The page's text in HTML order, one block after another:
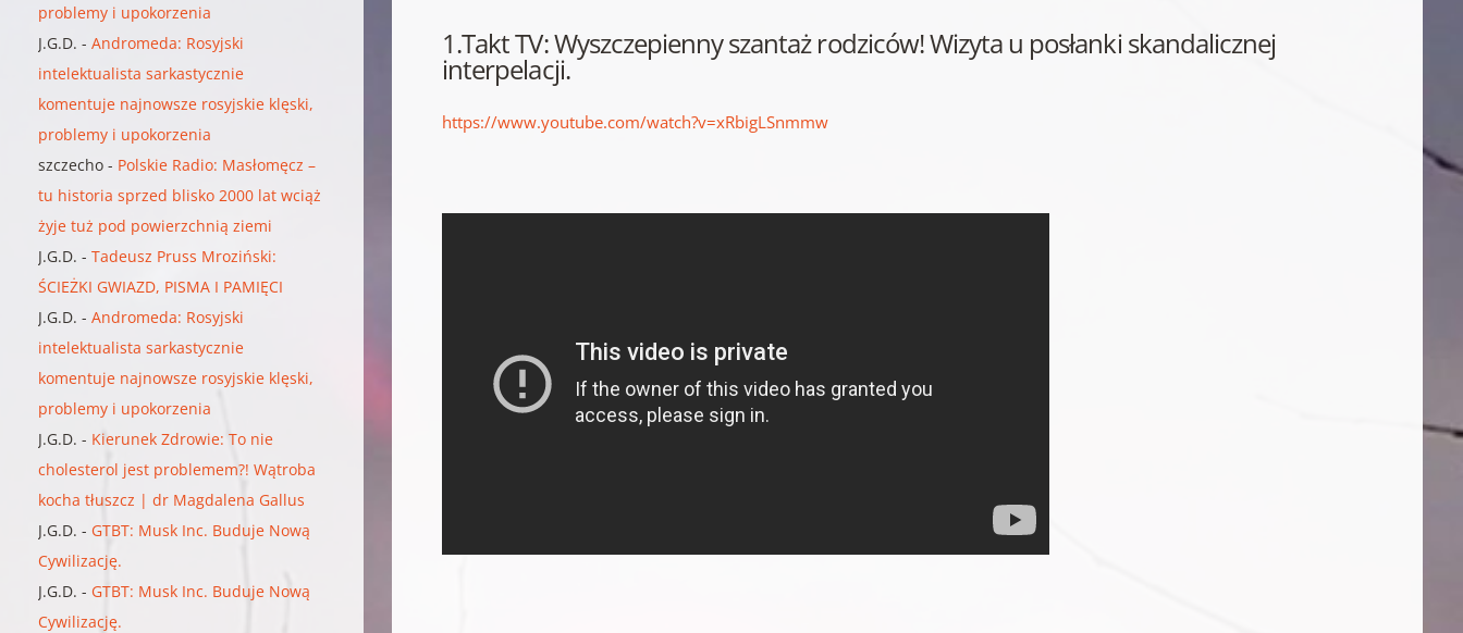
1.Takt TV: Wyszczepienny szantaż rodziców! Wizyta u posłanki skandalicznej
interpelacji.
https://www.youtube.com/watch?v=xRbigLSnmmw
problemy i upokorzenia
J.G.D. -Andromeda: Rosyjski
intelektualista sarkastycznie
komentuje najnowsze rosyjskie klęski,
problemy i upokorzenia
szczecho - Polskie Radio: Masłomęcz –
tu historia sprzed blisko 2000 lat wciąż
żyje tuż pod powierzchnią ziemi
J.G.D. -Tadeusz Pruss Mroziński:
ŚCIEŻKI GWIAZD, PISMA I PAMIĘCI
J.G.D. -Andromeda: Rosyjski
intelektualista sarkastycznie
komentuje najnowsze rosyjskie klęski,
problemy i upokorzenia
J.G.D. - Kierunek Zdrowie: To nie
cholesterol jest problemem?! Wątroba
kocha tłuszcz | dr Magdalena Gallus
J.G.D. - GTBT: Musk Inc. Buduje Nową
Cywilizację.
J.G.D. - GTBT: Musk Inc. Buduje Nową
Cywilizację.